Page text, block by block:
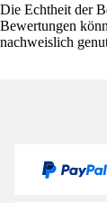
Die Echtheit der
Bewertungen
nachweislich